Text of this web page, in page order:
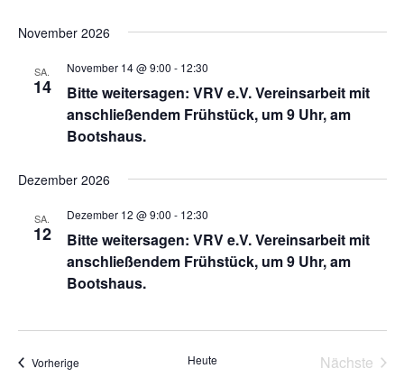
November 2026
SA.
14
Bitte weitersagen: VRV e.V. Vereinsarbeit mit
anschließendem Frühstück, um 9 Uhr, am
Bootshaus.
November 14 @ 9:00 - 12:30
Dezember 2026
SA.
12
Bitte weitersagen: VRV e.V. Vereinsarbeit mit
anschließendem Frühstück, um 9 Uhr, am
Bootshaus.
Dezember 12 @ 9:00 - 12:30
VorherigeVeranstaltungen Heute
Nächste